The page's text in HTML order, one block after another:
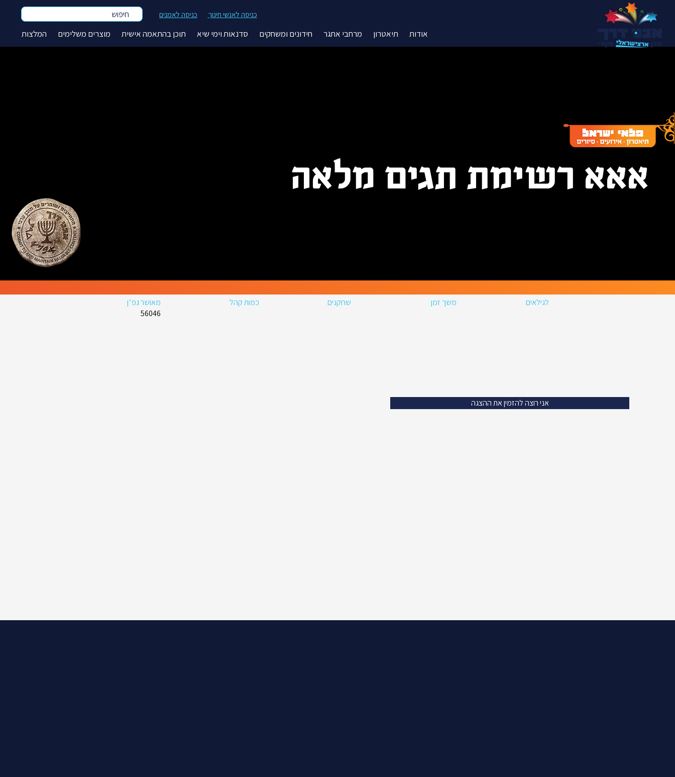
כניסה לאנשי חינוך כניסה לאמנים חיפוש
אודות תיאטרון מרחבי אתגר חידונים ומשחקים סדנאות וימי שיא תוכן בהתאמה אישית מוצרים משלימים המלצות
אאא רשימת תגים מלאה
לגילאים משך זמן שחקנים כמות קהל
מאושר גפ״ן
56046
אני רוצה להזמין את ההצגה